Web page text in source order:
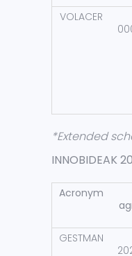
VOLACER
*Extended
INNOBIDEAK
Acronym
GESTMAN